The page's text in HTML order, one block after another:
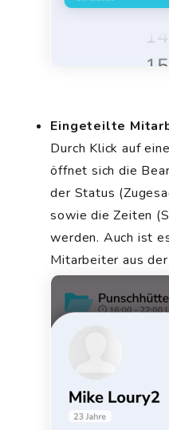
Eingeteilte
Durch Klick auf
öffnet sich die
der Status
sowie die Zeiten
werden. Auch ist
Mitarbeiter aus